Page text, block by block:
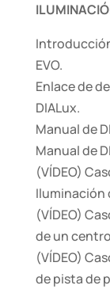
EVO.
Enlace de
DIALux.
Manual de
Manual de
(VÍDEO)
Iluminación
(VÍDEO)
de un
(VÍDEO)
de pista de